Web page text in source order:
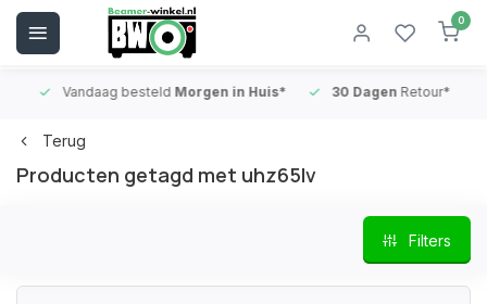
0
Vandaag besteldMorgen in Huis* 30 DagenRetour*
Terug
Producten getagd met uhz65lv
Filters